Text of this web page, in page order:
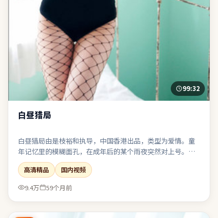
99:32
白昼猎局
白昼猎局由是枝裕和执导，中国香港出品，类型为爱情。童
年记忆里的模糊面孔，在成年后的某个雨夜突然对上号。公
路片结构带来地理迁徙，也象征心理防线的逐步瓦解。表
演、摄影、剪辑三者咬合紧密，是近期同类型中较扎实的一
部。
高清精品
国内视频
9.4万
59个月前